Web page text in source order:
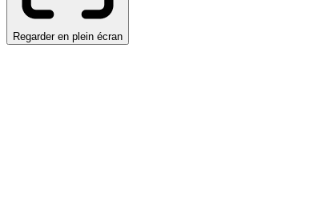
Regarder en plein écran